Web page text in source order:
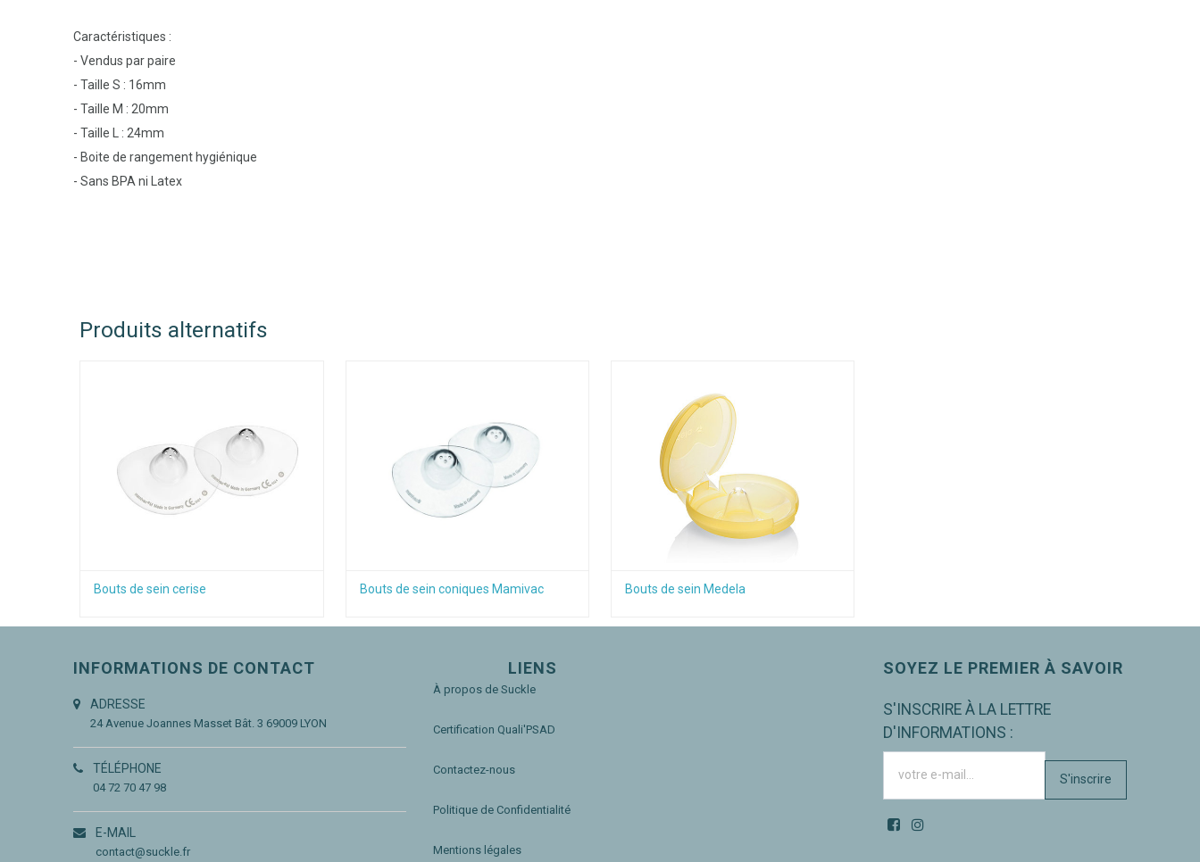
Caractéristiques :
- Vendus par paire
- Taille S : 16mm
- Taille M : 20mm
- Taille L : 24mm
- Boite de rangement hygiénique
- Sans BPA ni Latex
Produits alternatifs
Bouts de sein cerise Bouts de sein coniques Mamivac Bouts de sein Medela
INFORMATIONS DE CONTACT
ADRESSE
24 Avenue Joannes Masset Bât. 3 69009 LYON
TÉLÉPHONE
04 72 70 47 98
E-MAIL
contact@suckle.fr
LIENS
À propos de Suckle
Certification Quali'PSAD
Contactez-nous
Politique de Confidentialité
Mentions légales
SOYEZ LE PREMIER À SAVOIR
S'INSCRIRE À LA LETTRE
D'INFORMATIONS :
S'inscrire